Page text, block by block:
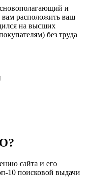
и
расположить ваш
на высших
без труда
сайта и его
10 поисковой выдачи